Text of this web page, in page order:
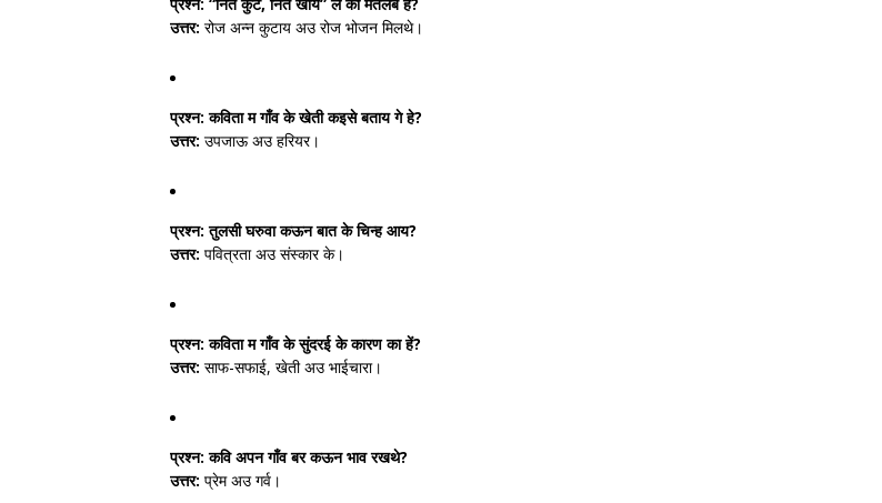
उत्तर: रोज अन्न कुटाय अउ रोज भोजन मिलथे।
प्रश्न: कविता म गाँव के खेती कइसे बताय गे हे?
उत्तर: उपजाऊ अउ हरियर।
प्रश्न: तुलसी घरुवा कऊन बात के चिन्ह आय?
उत्तर: पवित्रता अउ संस्कार के।
प्रश्न: कविता म गाँव के सुंदरई के कारण का हें?
उत्तर: साफ-सफाई, खेती अउ भाईचारा।
प्रश्न: कवि अपन गाँव बर कऊन भाव रखथे?
उत्तर: प्रेम अउ गर्व।